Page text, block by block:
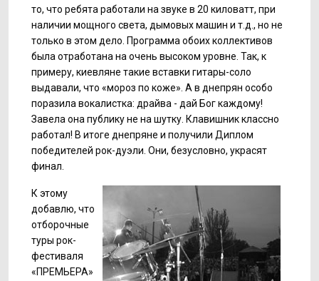
то, что ребята работали на звуке в 20 киловатт, при
наличии мощного света, дымовых машин и т.д., но не
только в этом дело. Программа обоих коллективов
была отработана на очень высоком уровне. Так, к
примеру, киевляне такие вставки гитары-соло
выдавали, что «мороз по коже». А в днепрян особо
поразила вокалистка: драйва - дай Бог каждому!
Завела она публику не на шутку. Клавишник классно
работал! В итоге днепряне и получили Диплом
победителей рок-дуэли. Они, безусловно, украсят
финал.
К этому
добавлю, что
отборочные
туры рок-
фестиваля
«ПРЕМЬЕРА»